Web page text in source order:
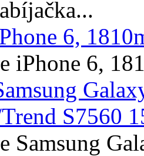
6,
iPhone 6,
S7560
Samsung